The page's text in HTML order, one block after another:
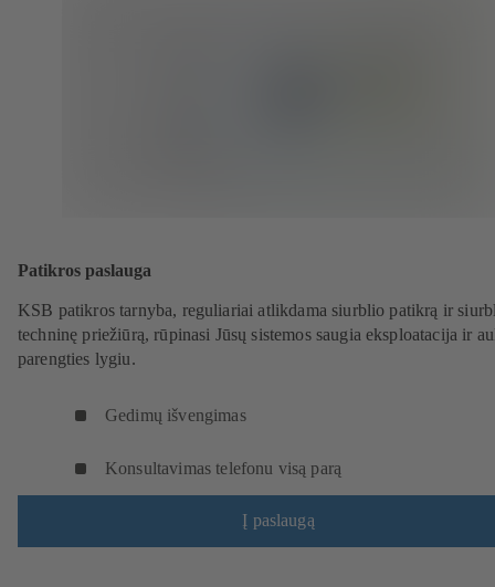
Patikros paslauga
KSB patikros tarnyba, reguliariai atlikdama siurblio patikrą ir
techninę priežiūrą, rūpinasi Jūsų sistemos saugia eksploatacija ir
parengties lygiu.
Gedimų išvengimas
Konsultavimas telefonu visą parą
Į paslaugą